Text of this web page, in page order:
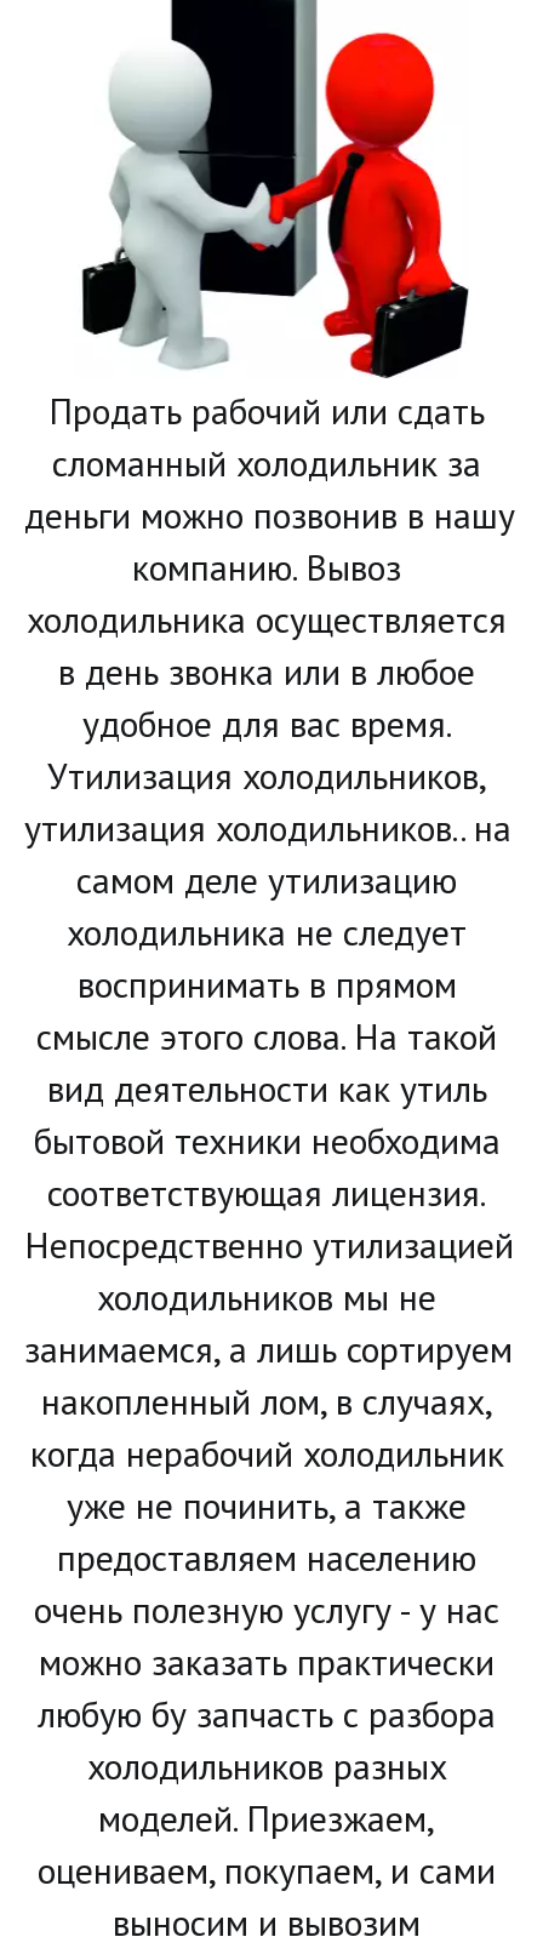
­Продать рабочий или сдать
сломанный холодильник за
деньги можно позвонив в нашу
компанию. Вывоз
холодильника осуществляется
в день звонка или в любое
удобное для вас время.
Утилизация холодильников,
утилизация холодильников.. на
самом деле утилизацию
холодильника не следует
воспринимать в прямом
смысле этого слова. На такой
вид деятельности как утиль
бытовой техники необходима
соответствующая лицензия.
Непосредственно утилизацией
холодильников мы не
занимаемся, а лишь сортируем
накопленный лом, в случаях,
когда нерабочий холодильник
уже не починить, а также
предоставляем населению
очень полезную услугу - у нас
можно заказать практически
любую бу запчасть с разбора
холодильников разных
моделей. Приезжаем,
оцениваем, покупаем, и сами
выносим и вывозим